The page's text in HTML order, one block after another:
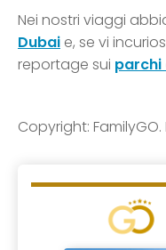
Nei nostri viaggi
Dubai e, se vi
reportage sui parchi
Copyright: